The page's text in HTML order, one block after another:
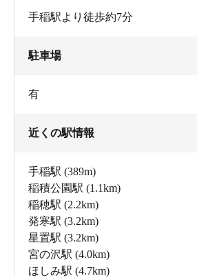
手稲駅より徒歩約7分
駐車場
有
近くの駅情報
手稲駅 (389m)
稲積公園駅 (1.1km)
稲穂駅 (2.2km)
発寒駅 (3.2km)
星置駅 (3.2km)
宮の沢駅 (4.0km)
ほしみ駅 (4.7km)